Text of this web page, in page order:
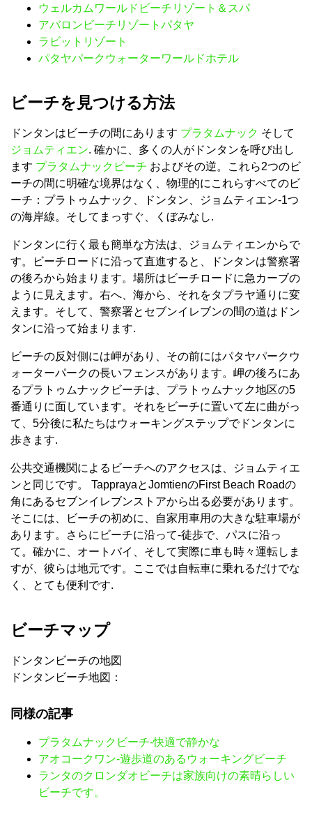
ウェルカムワールドビーチリゾート＆スパ
アバロンビーチリゾートパタヤ
ラビットリゾート
パタヤパークウォーターワールドホテル
ビーチを見つける方法
ドンタンはビーチの間にあります プラタムナック そして
ジョムティエン. 確かに、多くの人がドンタンを呼び出し
ます プラタムナックビーチ およびその逆。これら2つのビ
ーチの間に明確な境界はなく、物理的にこれらすべてのビ
ーチ：プラトゥムナック、ドンタン、ジョムティエン-1つ
の海岸線。そしてまっすぐ、くぼみなし.
ドンタンに行く最も簡単な方法は、ジョムティエンからで
す。ビーチロードに沿って直進すると、ドンタンは警察署
の後ろから始まります。場所はビーチロードに急カーブの
ように見えます。右へ、海から、それをタプラヤ通りに変
えます。そして、警察署とセブンイレブンの間の道はドン
タンに沿って始まります.
ビーチの反対側には岬があり、その前にはパタヤパークウ
ォーターパークの長いフェンスがあります。岬の後ろにあ
るプラトゥムナックビーチは、プラトゥムナック地区の5
番通りに面しています。それをビーチに置いて左に曲がっ
て、5分後に私たちはウォーキングステップでドンタンに
歩きます.
公共交通機関によるビーチへのアクセスは、ジョムティエ
ンと同じです。 TapprayaとJomtienのFirst Beach Roadの
角にあるセブンイレブンストアから出る必要があります。
そこには、ビーチの初めに、自家用車用の大きな駐車場が
あります。さらにビーチに沿って-徒歩で、パスに沿っ
て。確かに、オートバイ、そして実際に車も時々運転しま
すが、彼らは地元です。ここでは自転車に乗れるだけでな
く、とても便利です.
ビーチマップ
ドンタンビーチの地図
ドンタンビーチ地図：
同様の記事
プラタムナックビーチ-快適で静かな
アオコークワン-遊歩道のあるウォーキングビーチ
ランタのクロンダオビーチは家族向けの素晴らしい
ビーチです。